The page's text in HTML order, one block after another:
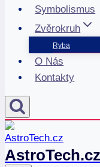
Symbolismus
Zvěrokruh
Ryba
O Nás
Kontakty
AstroTech.cz